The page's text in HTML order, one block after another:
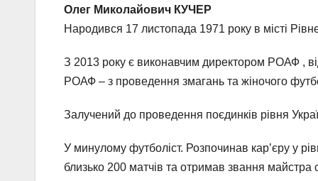
Олег Миколайович КУЧЕР
Народився 17 листопада 1971 року в місті
З 2013 року є виконавчим директором РОАФ ,
РОАФ – з проведення змагань та жіночого
Залучений до проведення поєдинків рівня
У минулому футболіст. Розпочинав кар’єру у
близько 200 матчів та отримав звання майстра